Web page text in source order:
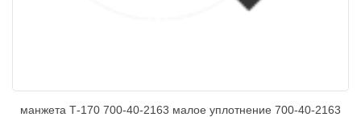
манжета Т-170 700-40-2163 малое уплотнение 700-40-2163